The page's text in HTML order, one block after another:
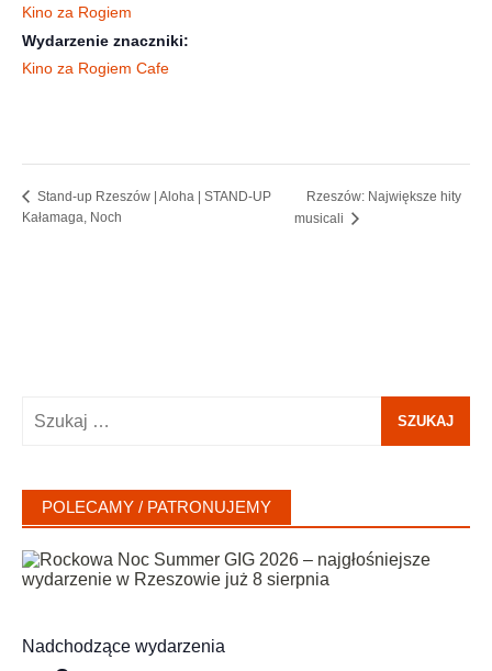
Kino za Rogiem
Wydarzenie znaczniki:
Kino za Rogiem Cafe
Stand-up Rzeszów | Aloha | STAND-UP
Kałamaga, Noch
Rzeszów: Największe hity
musicali
POLECAMY / PATRONUJEMY
Nadchodzące wydarzenia